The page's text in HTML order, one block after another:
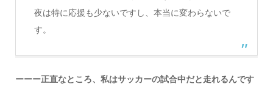
夜は特に応援も少ないですし、本当に変わらないで
す。
ーーー正直なところ、私はサッカーの試合中だと走れるんです